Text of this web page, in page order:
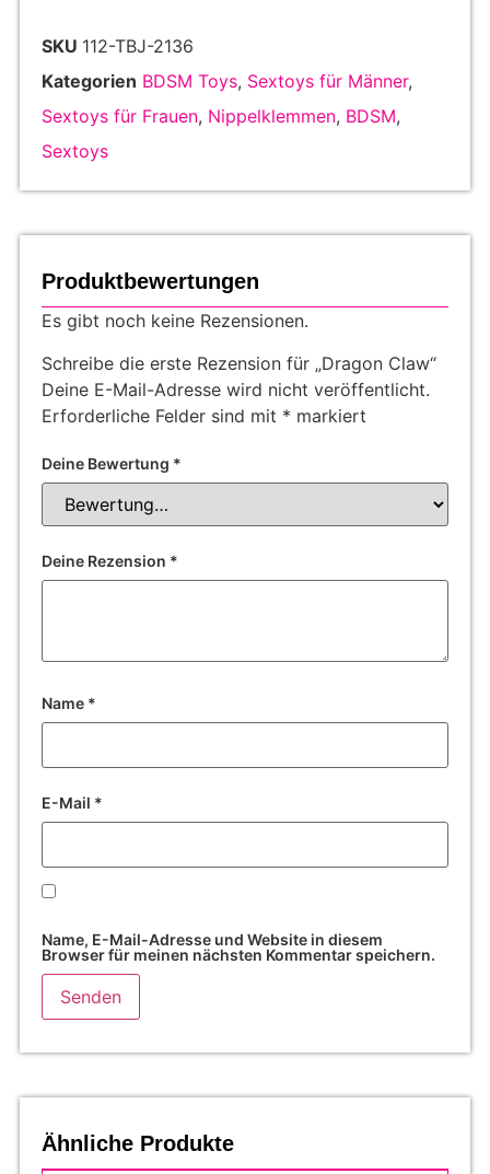
SKU 112-TBJ-2136
Kategorien BDSM Toys, Sextoys für Männer,
Sextoys für Frauen, Nippelklemmen, BDSM,
Sextoys
Produktbewertungen
Es gibt noch keine Rezensionen.
Schreibe die erste Rezension für „Dragon Claw“
Deine E-Mail-Adresse wird nicht veröffentlicht.
Erforderliche Felder sind mit * markiert
Deine Bewertung *
Deine Rezension *
Name *
E-Mail *
Name, E-Mail-Adresse und Website in diesem
Browser für meinen nächsten Kommentar speichern.
Ähnliche Produkte